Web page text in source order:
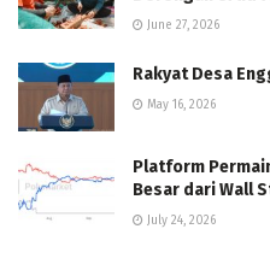
June 27, 2026
Rakyat Desa
May 16, 2026
Platform
Besar dari Wall
July 24, 2026